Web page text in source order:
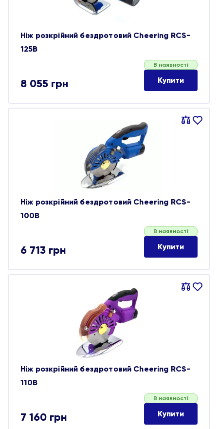
Ніж розкрійний бездротовий Cheering RCS-
125B
8 055 грн
В наявності
Купити
Порівняти
В
Ніж розкрійний бездротовий Cheering RCS-
100B
6 713 грн
В наявності
Купити
Порівняти
В
Ніж розкрійний бездротовий Cheering RCS-
110B
7 160 грн
В наявності
Купити